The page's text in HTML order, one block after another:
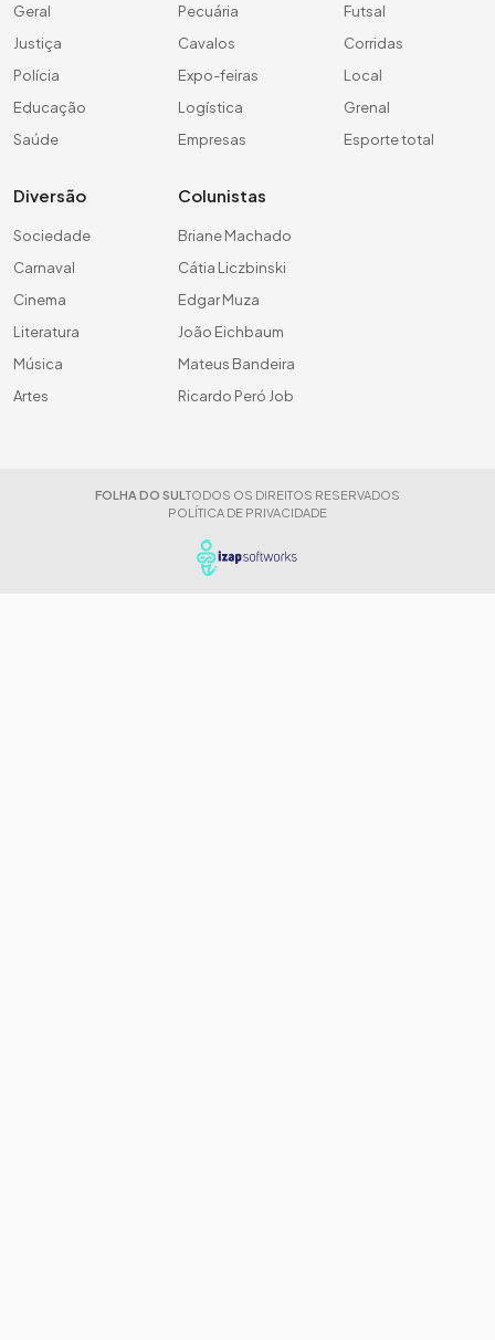
Geral
Justiça
Polícia
Educação
Saúde
Pecuária
Cavalos
Expo-feiras
Logística
Empresas
Futsal
Corridas
Local
Grenal
Esporte total
Diversão
Sociedade
Carnaval
Cinema
Literatura
Música
Artes
Colunistas
Briane Machado
Cátia Liczbinski
Edgar Muza
João Eichbaum
Mateus Bandeira
Ricardo Peró Job
FOLHA DO SUL TODOS OS DIREITOS RESERVADOS
POLÍTICA DE PRIVACIDADE